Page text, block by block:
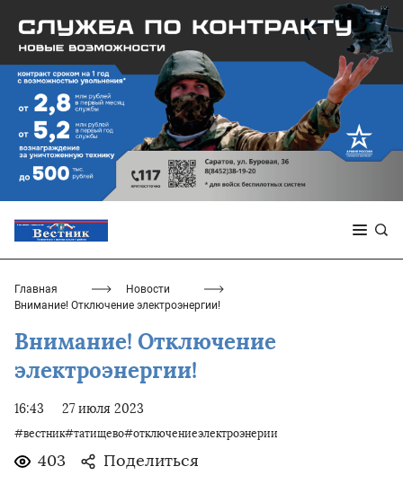
Главная
Новости
Внимание! Отключение электроэнергии!
Внимание! Отключение
электроэнергии!
16:43 27 июля 2023
#вестник#татищево#отключениеэлектроэнерии
403 Поделиться